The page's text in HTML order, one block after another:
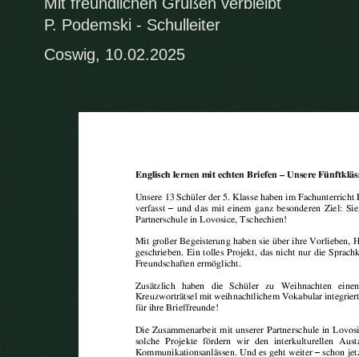
P. Podemski - Schulleiter
Coswig, 10.02.2025